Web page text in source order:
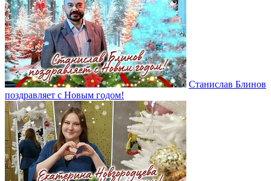
Станислав Блинов
поздравляет с Новым годом!